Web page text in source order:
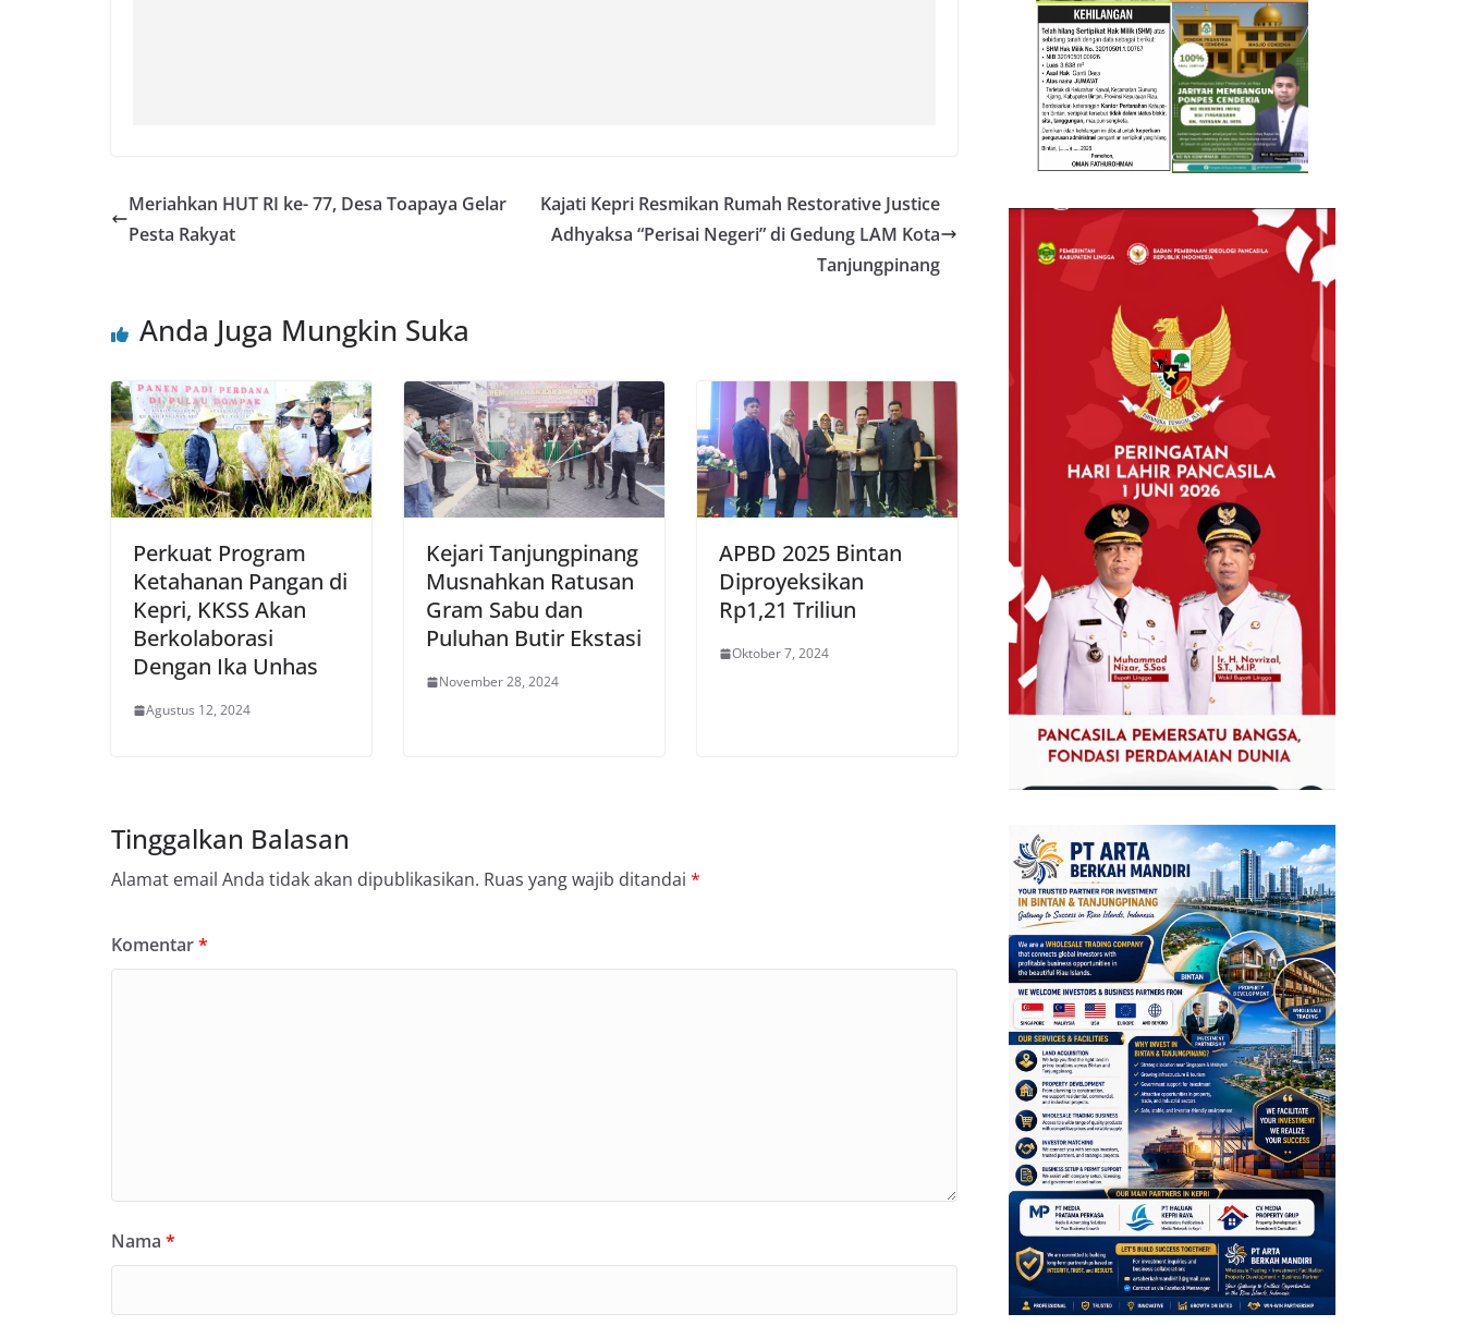
Meriahkan HUT RI ke- 77, Desa Toapaya Gelar
Pesta Rakyat
Kajati Kepri Resmikan Rumah Restorative Justice
Adhyaksa “Perisai Negeri” di Gedung LAM Kota
Tanjungpinang
Anda Juga Mungkin Suka
Perkuat Program
Ketahanan Pangan di
Kepri, KKSS Akan
Berkolaborasi
Dengan Ika Unhas
Agustus 12, 2024
Kejari Tanjungpinang
Musnahkan Ratusan
Gram Sabu dan
Puluhan Butir Ekstasi
November 28, 2024
APBD 2025 Bintan
Diproyeksikan
Rp1,21 Triliun
Oktober 7, 2024
Tinggalkan Balasan
Alamat email Anda tidak akan dipublikasikan. Ruas yang wajib ditandai *
Komentar*
Nama *